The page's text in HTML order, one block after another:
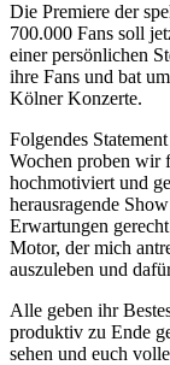
Die Premiere der
700.000 Fans soll
einer persönlichen
ihre Fans und bat
Kölner Konzerte.
Folgendes
Wochen proben wir
hochmotiviert und
herausragende
Erwartungen
Motor, der mich
auszuleben und
Alle geben ihr
produktiv zu Ende
sehen und euch